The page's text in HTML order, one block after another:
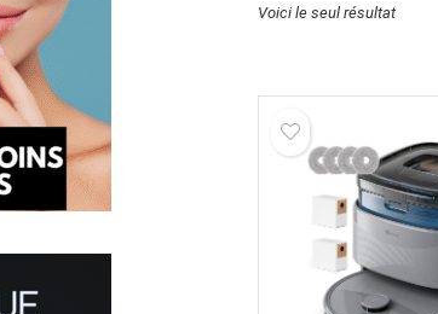
Voici le seul résultat